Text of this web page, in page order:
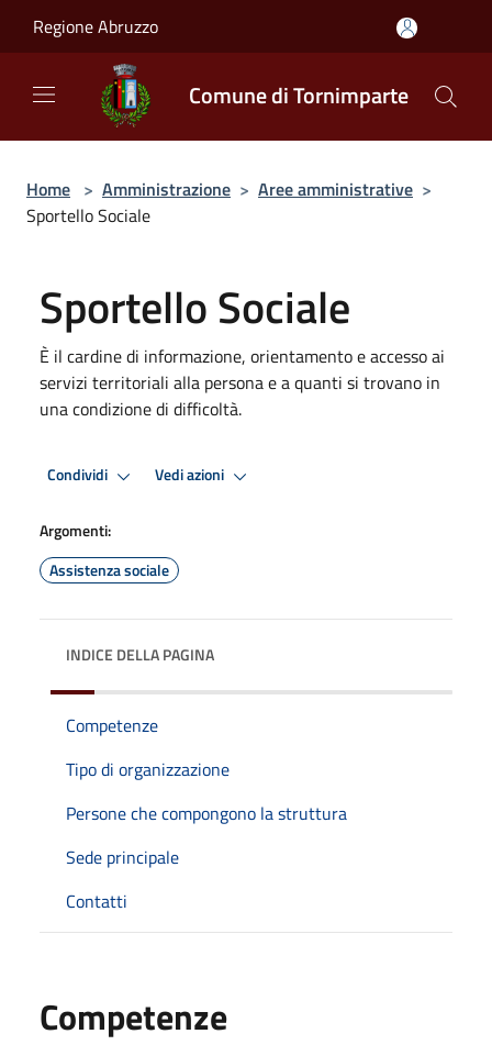
Regione Abruzzo
Comune di Tornimparte
Home > Amministrazione > Aree amministrative >
Sportello Sociale
Sportello Sociale
È il cardine di informazione, orientamento e accesso ai
servizi territoriali alla persona e a quanti si trovano in
una condizione di difficoltà.
Condividi Vedi azioni
Argomenti:
Assistenza sociale
INDICE DELLA PAGINA
Competenze
Tipo di organizzazione
Persone che compongono la struttura
Sede principale
Contatti
Competenze